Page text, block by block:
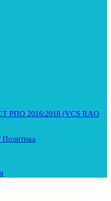
РПО 2016:2018 (VCS RAO
Политика